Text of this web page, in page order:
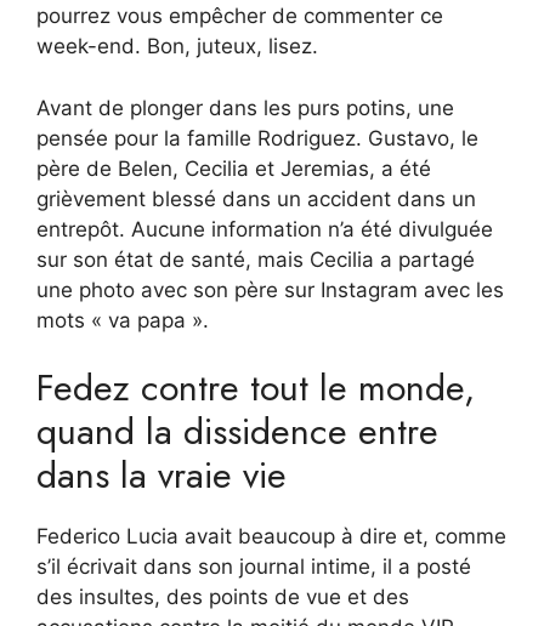
pourrez vous empêcher de commenter ce
week-end. Bon, juteux, lisez.
Avant de plonger dans les purs potins, une
pensée pour la famille Rodriguez. Gustavo, le
père de Belen, Cecilia et Jeremias, a été
grièvement blessé dans un accident dans un
entrepôt. Aucune information n’a été divulguée
sur son état de santé, mais Cecilia a partagé
une photo avec son père sur Instagram avec les
mots « va papa ».
Fedez contre tout le monde,
quand la dissidence entre
dans la vraie vie
Federico Lucia avait beaucoup à dire et, comme
s’il écrivait dans son journal intime, il a posté
des insultes, des points de vue et des